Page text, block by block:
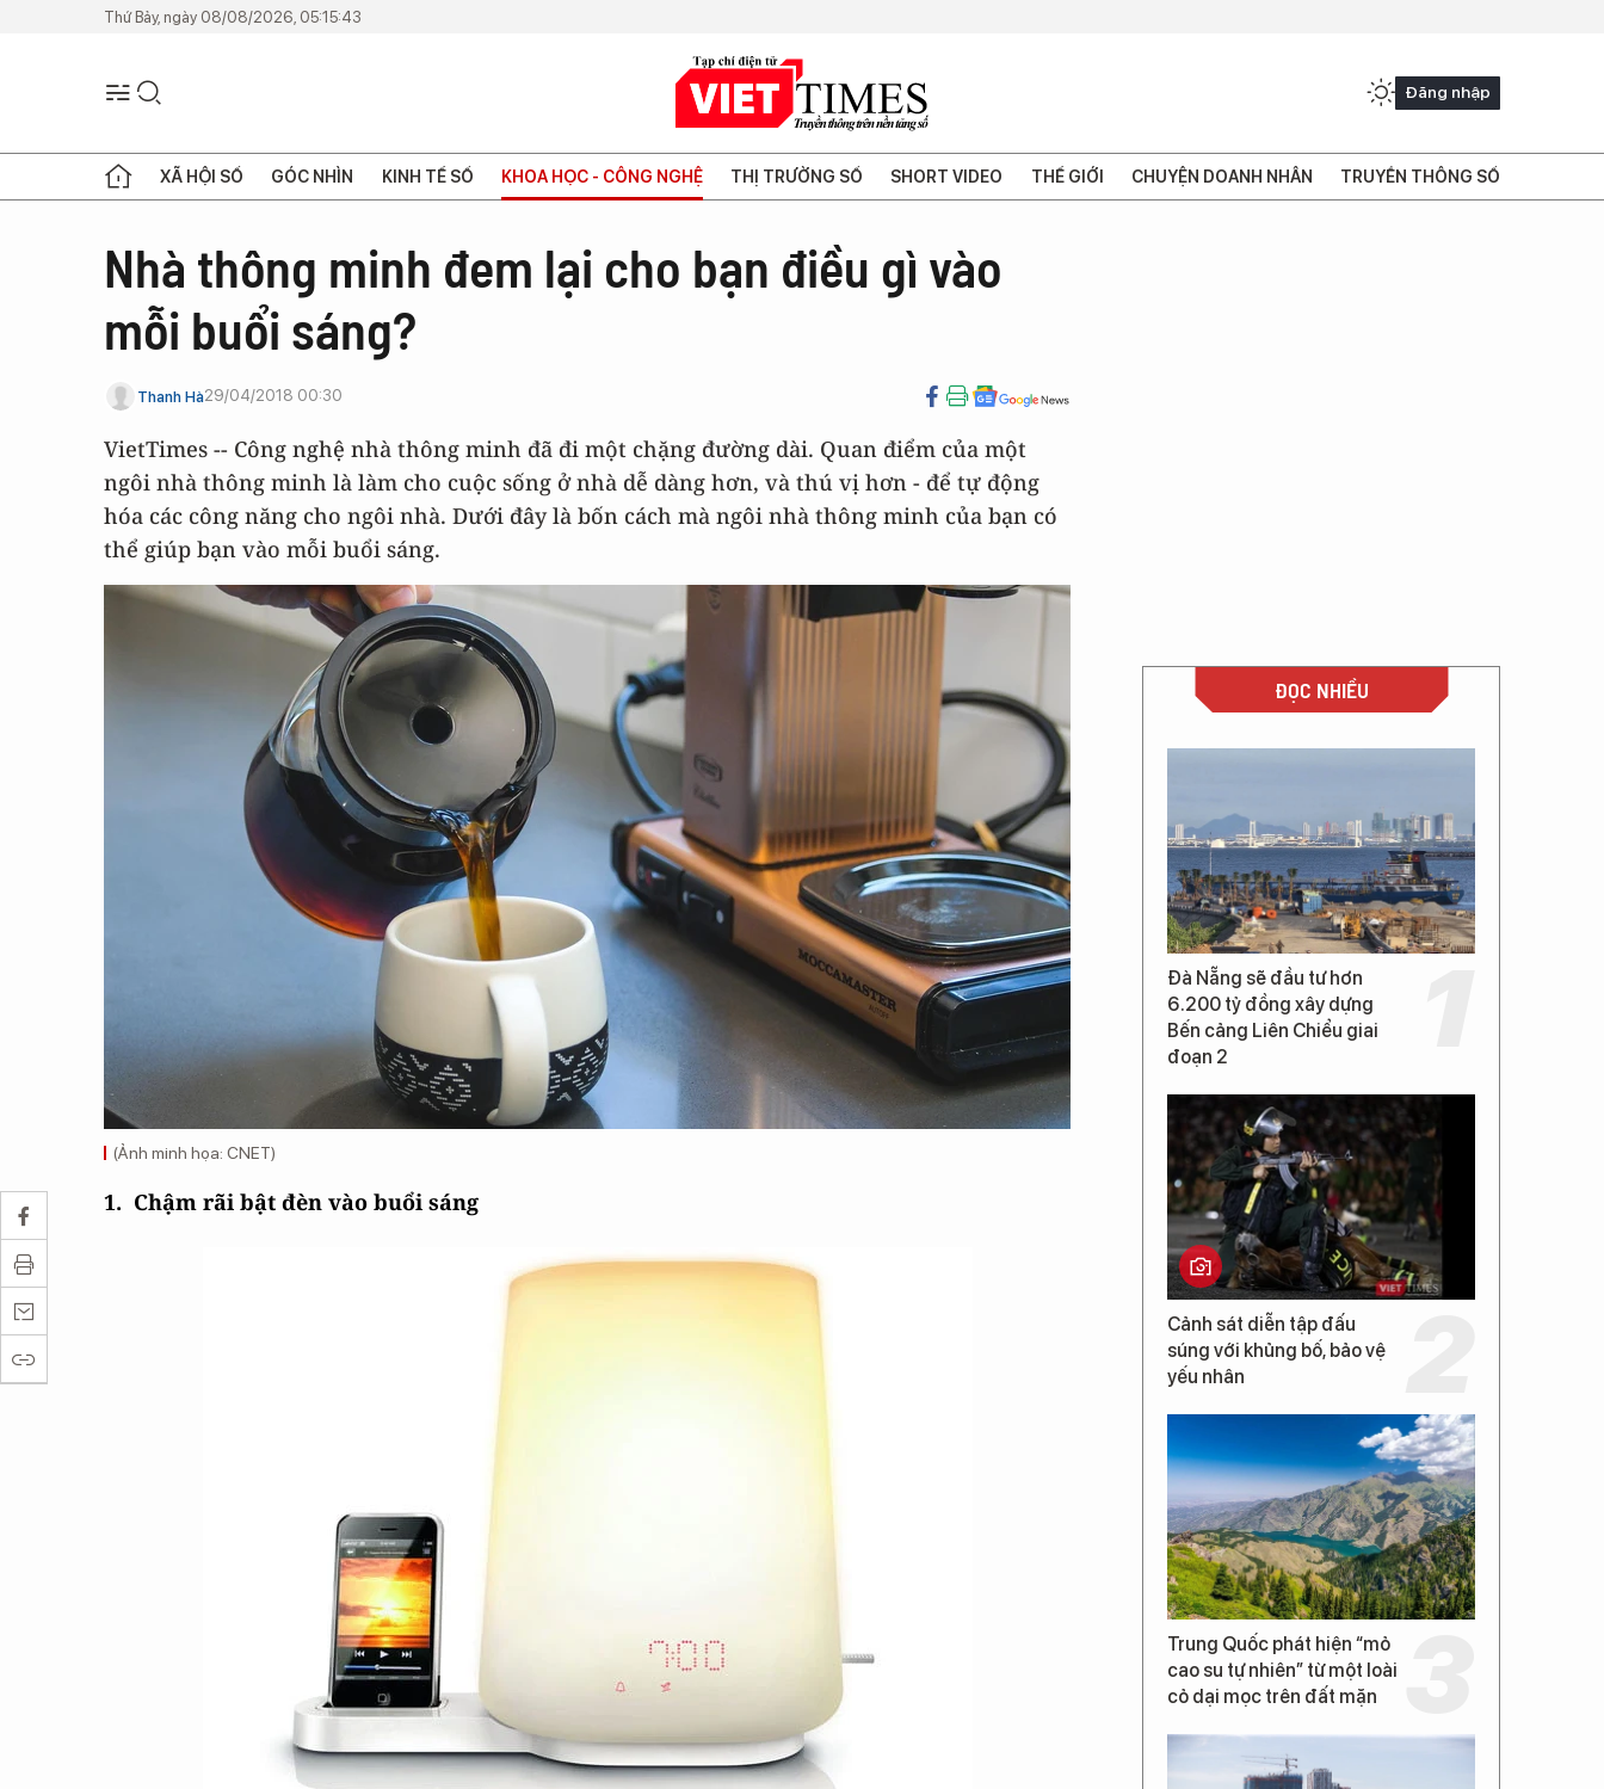
Thứ Bảy, ngày 08/08/2026, 05:15:43
Đăng nhập
XÃ HỘI SỐ GÓC NHÌN KINH TẾ SỐ KHOA HỌC - CÔNG NGHỆ THỊ TRƯỜNG SỐ SHORT VIDEO THẾ GIỚI CHUYỆN DOANH NHÂN TRUYỀN THÔNG SỐ
Nhà thông minh đem lại cho bạn điều gì vào
mỗi buổi sáng?
Thanh Hà29/04/2018 00:30
VietTimes -- Công nghệ nhà thông minh đã đi một chặng đường dài. Quan điểm của một
ngôi nhà thông minh là làm cho cuộc sống ở nhà dễ dàng hơn, và thú vị hơn - để tự động
hóa các công năng cho ngôi nhà. Dưới đây là bốn cách mà ngôi nhà thông minh của bạn có
thể giúp bạn vào mỗi buổi sáng.
(Ảnh minh họa: CNET)
1. Chậm rãi bật đèn vào buổi sáng
ĐỌC NHIỀU
Đà Nẵng sẽ đầu tư hơn
6.200 tỷ đồng xây dựng
Bến cảng Liên Chiểu giai
đoạn 2
Cảnh sát diễn tập đấu
súng với khủng bố, bảo vệ
yếu nhân
Trung Quốc phát hiện “mỏ
cao su tự nhiên” từ một loài
cỏ dại mọc trên đất mặn